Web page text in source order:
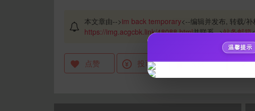
本文章由-->im back temporary<--编辑并发布, 转载/补
https://img.acgcbk.link/48088.html并联系-->站务邮箱
点赞 投币 收藏
温馨提示